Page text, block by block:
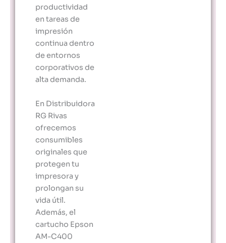
productividad
en tareas de
impresión
continua dentro
de entornos
corporativos de
alta demanda.
En Distribuidora
RG Rivas
ofrecemos
consumibles
originales que
protegen tu
impresora y
prolongan su
vida útil.
Además, el
cartucho Epson
AM-C400